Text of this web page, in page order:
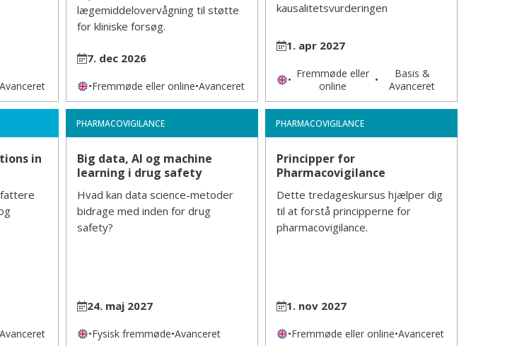
Avanceret
lægemiddelovervågning til støtte
for kliniske forsøg.
7. dec 2026
•Fremmøde eller online•Avanceret
kausalitetsvurderingen
1. apr 2027
• Fremmøde eller
online
•
Basis &
Avanceret
in
Avanceret
PHARMACOVIGILANCE
Big data, AI og machine
learning i drug safety
Hvad kan data science-metoder
bidrage med inden for drug
safety?
24. maj 2027
•Fysisk fremmøde•Avanceret
PHARMACOVIGILANCE
Principper for
Pharmacovigilance
Dette tredageskursus hjælper dig
til at forstå principperne for
pharmacovigilance.
1. nov 2027
•Fremmøde eller online•Avanceret